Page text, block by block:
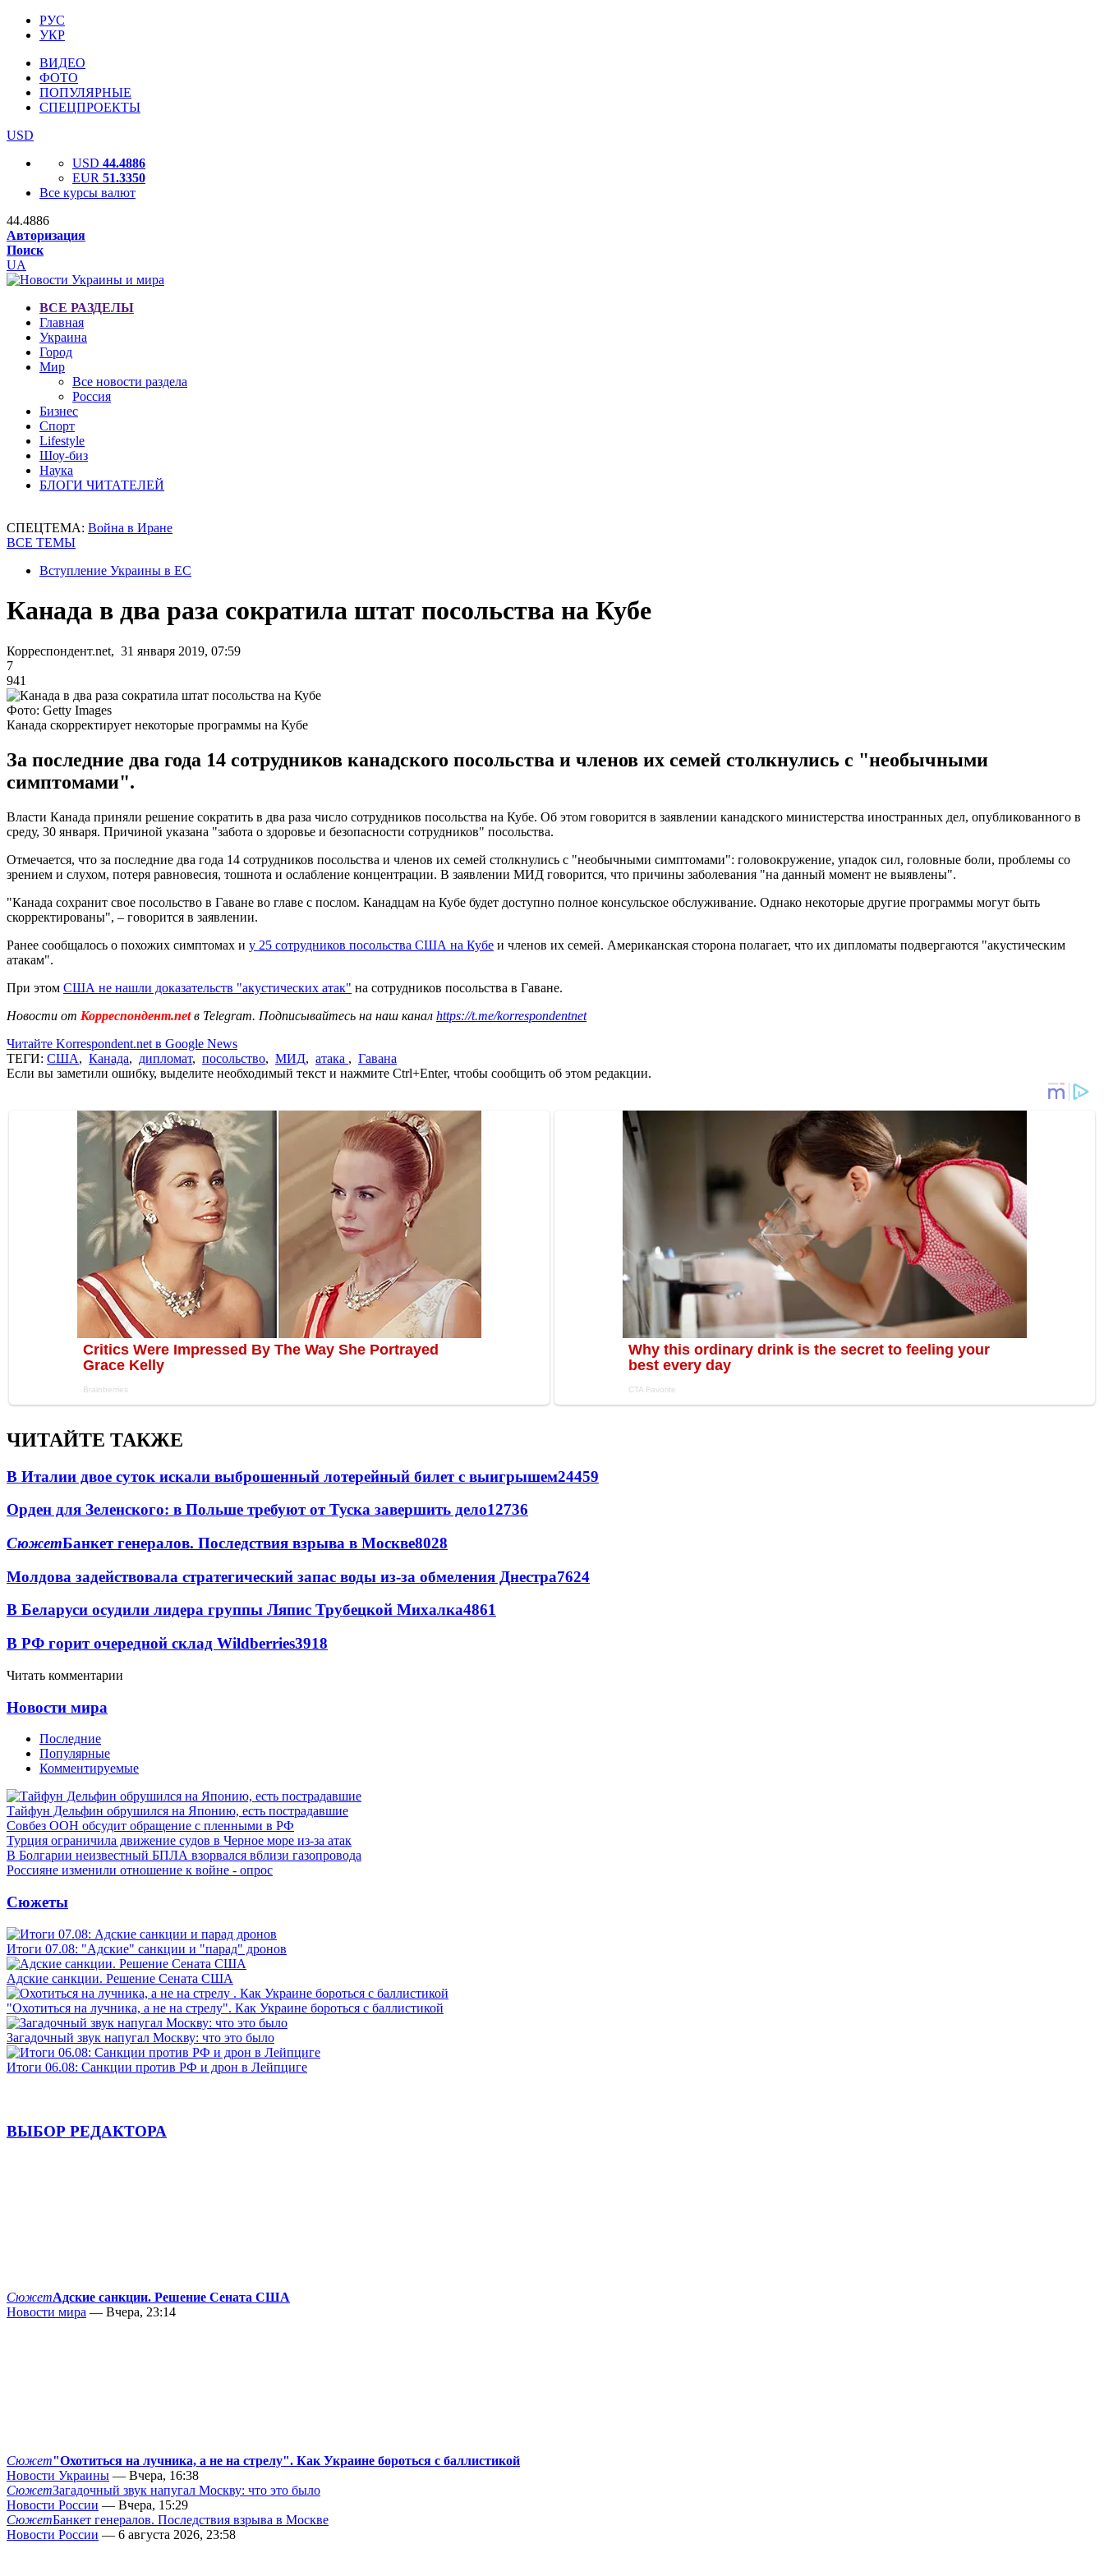
РУС
УКР
ВИДЕО
ФОТО
ПОПУЛЯРНЫЕ
СПЕЦПРОЕКТЫ
USD
USD 44.4886
EUR 51.3350
Все курсы валют
44.4886
Авторизация
Поиск
UA
ВСЕ РАЗДЕЛЫ
Главная
Украина
Город
Мир
Все новости раздела
Россия
Бизнес
Спорт
Lifestyle
Шоу-биз
Наука
БЛОГИ ЧИТАТЕЛЕЙ
СПЕЦТЕМА: Война в Иране
ВСЕ ТЕМЫ
Вступление Украины в ЕС
Канада в два раза сократила штат посольства на Кубе
Корреспондент.net, 31 января 2019, 07:59
7
941
Фото: Getty Images
Канада скорректирует некоторые программы на Кубе
За последние два года 14 сотрудников канадского посольства и членов их семей столкнулись с "необычными
симптомами".
Власти Канада приняли решение сократить в два раза число сотрудников посольства на Кубе. Об этом говорится в заявлении канадского министерства иностранных дел, опубликованного в
среду, 30 января. Причиной указана "забота о здоровье и безопасности сотрудников" посольства.
Отмечается, что за последние два года 14 сотрудников посольства и членов их семей столкнулись с "необычными симптомами": головокружение, упадок сил, головные боли, проблемы со
зрением и слухом, потеря равновесия, тошнота и ослабление концентрации. В заявлении МИД говорится, что причины заболевания "на данный момент не выявлены".
"Канада сохранит свое посольство в Гаване во главе с послом. Канадцам на Кубе будет доступно полное консульское обслуживание. Однако некоторые другие программы могут быть
скорректированы", – говорится в заявлении.
Ранее сообщалось о похожих симптомах и у 25 сотрудников посольства США на Кубе и членов их семей. Американская сторона полагает, что их дипломаты подвергаются "акустическим
атакам".
При этом США не нашли доказательств "акустических атак" на сотрудников посольства в Гаване.
Новости от Корреспондент.netв Telegram. Подписывайтесь на наш канал https://t.me/korrespondentnet
Читайте Korrespondent.net в Google News
ТЕГИ: США, Канада, дипломат, посольство, МИД, атака , Гавана
Если вы заметили ошибку, выделите необходимый текст и нажмите Ctrl+Enter, чтобы сообщить об этом редакции.
ЧИТАЙТЕ ТАКЖЕ
В Италии двое суток искали выброшенный лотерейный билет с выигрышем24459
Орден для Зеленского: в Польше требуют от Туска завершить дело12736
СюжетБанкет генералов. Последствия взрыва в Москве8028
Молдова задействовала стратегический запас воды из-за обмеления Днестра7624
В Беларуси осудили лидера группы Ляпис Трубецкой Михалка4861
В РФ горит очередной склад Wildberries3918
Читать комментарии
Новости мира
Последние
Популярные
Комментируемые
Тайфун Дельфин обрушился на Японию, есть пострадавшие
Совбез ООН обсудит обращение с пленными в РФ
Турция ограничила движение судов в Черное море из-за атак
В Болгарии неизвестный БПЛА взорвался вблизи газопровода
Россияне изменили отношение к войне - опрос
Сюжеты
Итоги 07.08: "Адские" санкции и "парад" дронов
Адские санкции. Решение Сената США
"Охотиться на лучника, а не на стрелу". Как Украине бороться с баллистикой
Загадочный звук напугал Москву: что это было
Итоги 06.08: Санкции против РФ и дрон в Лейпциге
ВЫБОР РЕДАКТОРА
СюжетАдские санкции. Решение Сената США
Новости мира — Вчера, 23:14
Сюжет"Охотиться на лучника, а не на стрелу". Как Украине бороться с баллистикой
Новости Украины — Вчера, 16:38
СюжетЗагадочный звук напугал Москву: что это было
Новости России — Вчера, 15:29
СюжетБанкет генералов. Последствия взрыва в Москве
Новости России — 6 августа 2026, 23:58